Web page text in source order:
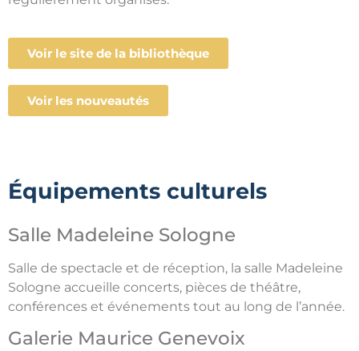
Voir le site de la bibliothèque
Voir les nouveautés
Équipements culturels
Salle Madeleine Sologne
Salle de spectacle et de réception, la salle Madeleine
Sologne accueille concerts, pièces de théâtre,
conférences et événements tout au long de l’année.
Galerie Maurice Genevoix